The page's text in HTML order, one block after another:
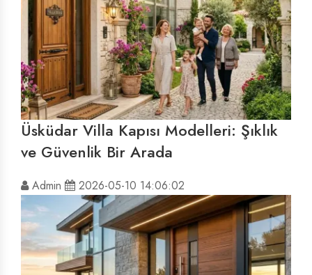
Üsküdar Villa Kapısı Modelleri: Şıklık
ve Güvenlik Bir Arada
Admin 2026-05-10 14:06:02